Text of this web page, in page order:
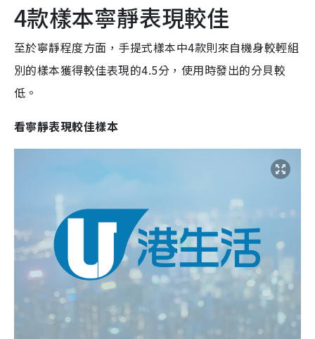
4款樣本寧靜表現較佳
至於寧靜程度方面，手提式樣本中4款則來自機身較輕組
別的樣本獲得較佳表現的4.5分，使用時發出的分貝較
低。
看寧靜表現較佳樣本